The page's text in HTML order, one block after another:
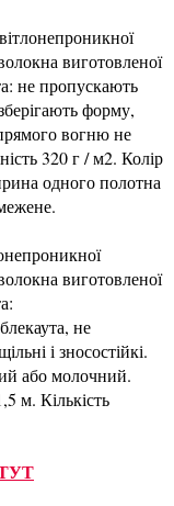
виготовленої
не пропускають
форму,
вогню не
320 г / м2. Колір
одного полотна
виготовленої
не
і зносостійкі.
або молочний.
м. Кількість